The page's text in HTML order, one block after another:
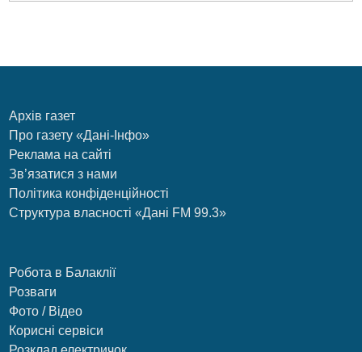
Архів газет
Про газету «Дані-Інфо»
Реклама на сайті
Зв’язатися з нами
Політика конфіденційності
Структура власності «Дані FM 99.3»
Робота в Балаклії
Розваги
Фото / Відео
Корисні сервіси